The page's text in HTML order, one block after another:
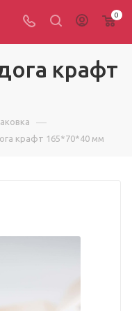
0
крафт
—
крафт 165*70*40 мм